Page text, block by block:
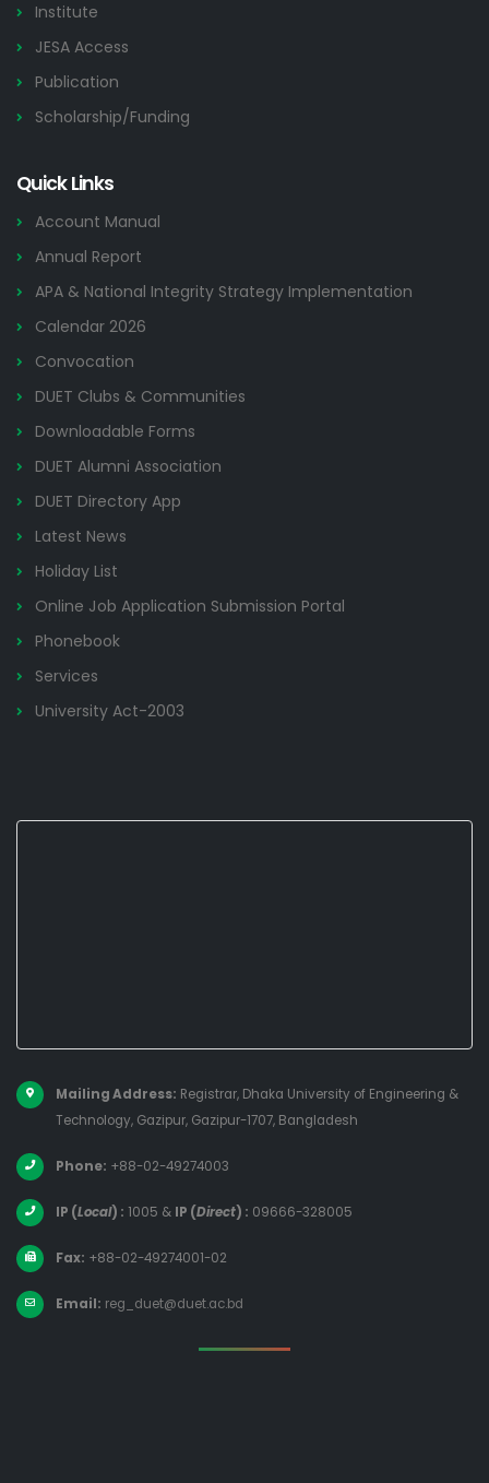
Institute
JESA Access
Publication
Scholarship/Funding
Quick Links
Account Manual
Annual Report
APA & National Integrity Strategy Implementation
Calendar 2026
Convocation
DUET Clubs & Communities
Downloadable Forms
DUET Alumni Association
DUET Directory App
Latest News
Holiday List
Online Job Application Submission Portal
Phonebook
Services
University Act-2003
Mailing Address: Registrar, Dhaka University of Engineering &
Technology, Gazipur, Gazipur-1707, Bangladesh
Phone: +88-02-49274003
IP (Local) : 1005 & IP (Direct) : 09666-328005
Fax: +88-02-49274001-02
Email: reg_duet@duet.ac.bd